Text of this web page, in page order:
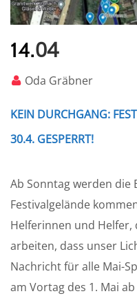
14.04
Oda Gräbner
KEIN DURCHGANG:
30.4. GESPERRT!
Ab Sonntag werden die
Festivalgelände
Helferinnen und Helfer,
arbeiten, dass unser
Nachricht für alle Mai-
am Vortag des 1. Mai